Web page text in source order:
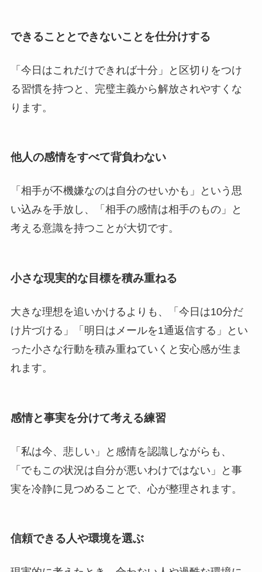
できることとできないことを仕分けする
「今日はこれだけできれば十分」と区切りをつけ
る習慣を持つと、完璧主義から解放されやすくな
ります。
他人の感情をすべて背負わない
「相手が不機嫌なのは自分のせいかも」という思
い込みを手放し、「相手の感情は相手のもの」と
考える意識を持つことが大切です。
小さな現実的な目標を積み重ねる
大きな理想を追いかけるよりも、「今日は10分だ
け片づける」「明日はメールを1通返信する」とい
った小さな行動を積み重ねていくと安心感が生ま
れます。
感情と事実を分けて考える練習
「私は今、悲しい」と感情を認識しながらも、
「でもこの状況は自分が悪いわけではない」と事
実を冷静に見つめることで、心が整理されます。
信頼できる人や環境を選ぶ